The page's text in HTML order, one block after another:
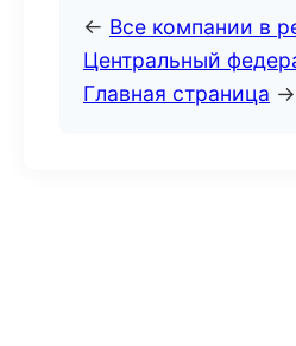
← Все компании в
Центральный
Главная страница →